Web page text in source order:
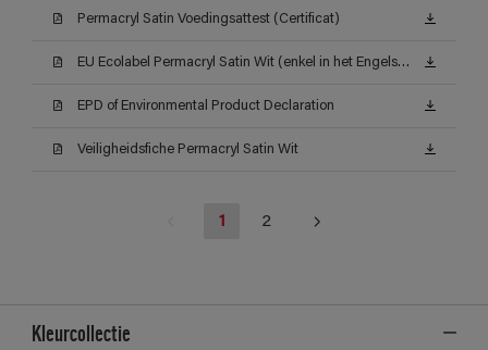
Permacryl Satin Voedingsattest (Certificat)
EU Ecolabel Permacryl Satin Wit (enkel in het Engels beschikbaar)
EPD of Environmental Product Declaration
Veiligheidsfiche Permacryl Satin Wit
1 2
Kleurcollectie